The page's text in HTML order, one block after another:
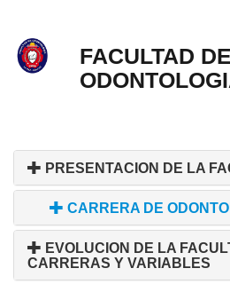
FACULTAD DE
PRESENTACION DE LA
CARRERA DE
EVOLUCION DE LA
CARRERAS Y VARIABLES